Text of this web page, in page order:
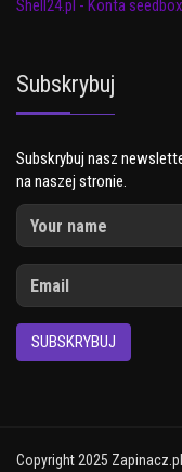
Shell24.pl - Konta seedbox
Subskrybuj
Subskrybuj nasz
na naszej stronie.
SUBSKRYBUJ
Copyright 2025 Zapinacz.pl